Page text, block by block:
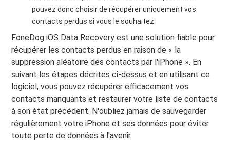
pouvez donc choisir de récupérer uniquement vos
contacts perdus si vous le souhaitez.
FoneDog iOS Data Recovery est une solution fiable pour
récupérer les contacts perdus en raison de « la
suppression aléatoire des contacts par l'iPhone ». En
suivant les étapes décrites ci-dessus et en utilisant ce
logiciel, vous pouvez récupérer efficacement vos
contacts manquants et restaurer votre liste de contacts
à son état précédent. N'oubliez jamais de sauvegarder
régulièrement votre iPhone et ses données pour éviter
toute perte de données à l'avenir.